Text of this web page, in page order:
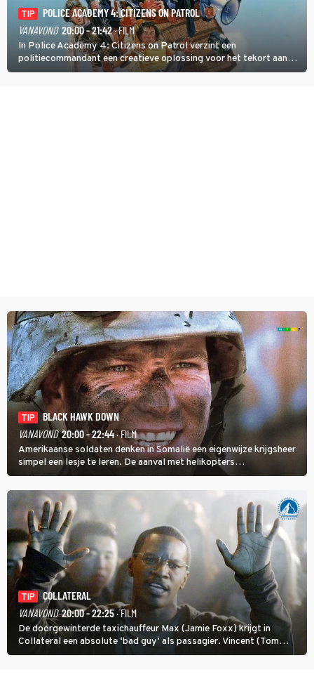
TIP
POLICE ACADEMY 4: CITIZENS ON PATROL
VANAVOND 20:00 - 21:42· FILM
In Police Academy 4: Citizens on Patrol verzint een
politiecommandant een creatieve oplossing voor het tekort aan
agenten.
TIP
BLACK HAWK DOWN
VANAVOND 20:00 - 22:44· FILM
Amerikaanse soldaten denken in Somalië een eigenwijze krijgsheer
simpel een lesje te leren. De aanval met helikopters
verloopt in Black Hawk down dramatisch.
TIP
COLLATERAL
VANAVOND 20:00 - 22:25· FILM
De doorgewinterde taxichauffeur Max (Jamie Foxx) krijgt in
Collateral een absolute ‘bad guy’ als passagier. Vincent (Tom
Cruise) heeft hem nodig om hem de stad door te loodsen om een